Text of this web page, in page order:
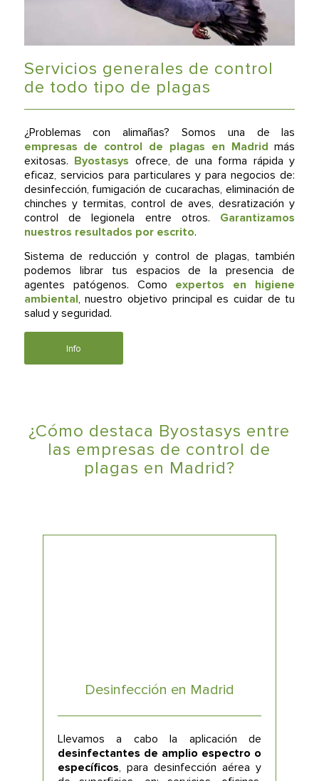
Servicios generales de control
de todo tipo de plagas
¿Problemas con alimañas? Somos una de las
empresas de control de plagas en Madrid más
exitosas. Byostasys ofrece, de una forma rápida y
eficaz, servicios para particulares y para negocios de:
desinfección, fumigación de cucarachas, eliminación de
chinches y termitas, control de aves, desratización y
control de legionela entre otros. Garantizamos
nuestros resultados por escrito.
Sistema de reducción y control de plagas, también
podemos librar tus espacios de la presencia de
agentes patógenos. Como expertos en higiene
ambiental, nuestro objetivo principal es cuidar de tu
salud y seguridad.
Info
¿Cómo destaca Byostasys entre
las empresas de control de
plagas en Madrid?
Desinfección en Madrid
Llevamos a cabo la aplicación de
desinfectantes de amplio espectro o
específicos, para desinfección aérea y